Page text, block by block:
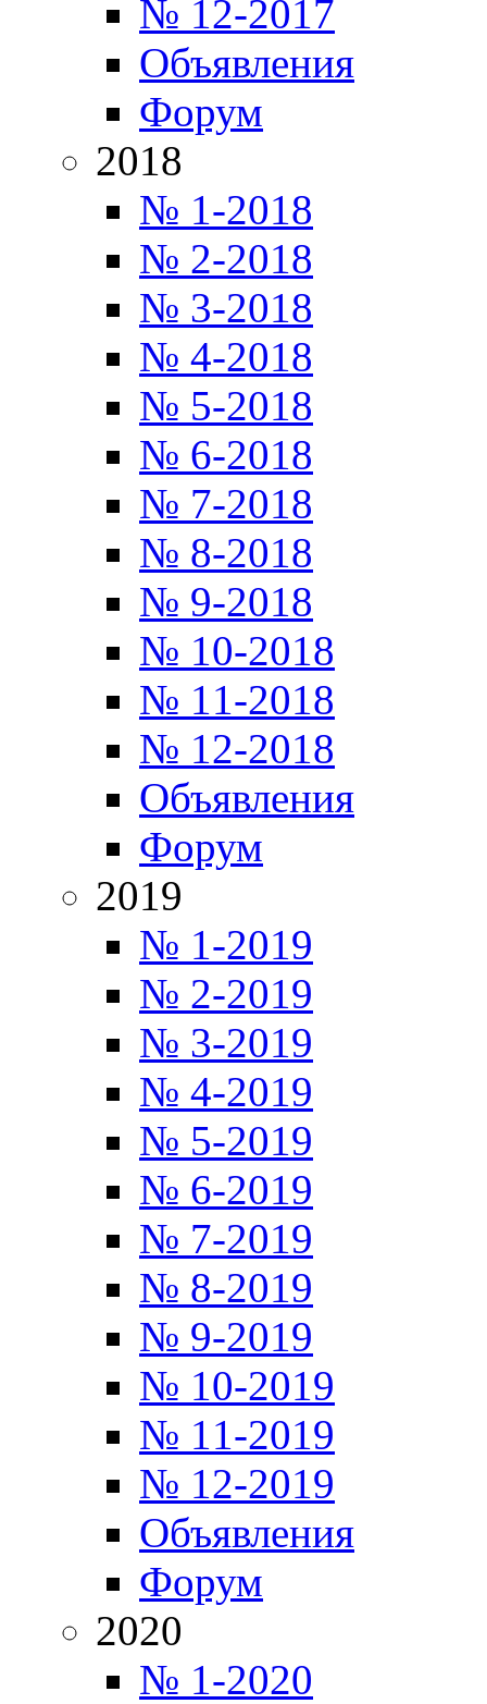
№ 12-2017
Объявления
Форум
2018
№ 1-2018
№ 2-2018
№ 3-2018
№ 4-2018
№ 5-2018
№ 6-2018
№ 7-2018
№ 8-2018
№ 9-2018
№ 10-2018
№ 11-2018
№ 12-2018
Объявления
Форум
2019
№ 1-2019
№ 2-2019
№ 3-2019
№ 4-2019
№ 5-2019
№ 6-2019
№ 7-2019
№ 8-2019
№ 9-2019
№ 10-2019
№ 11-2019
№ 12-2019
Объявления
Форум
2020
№ 1-2020